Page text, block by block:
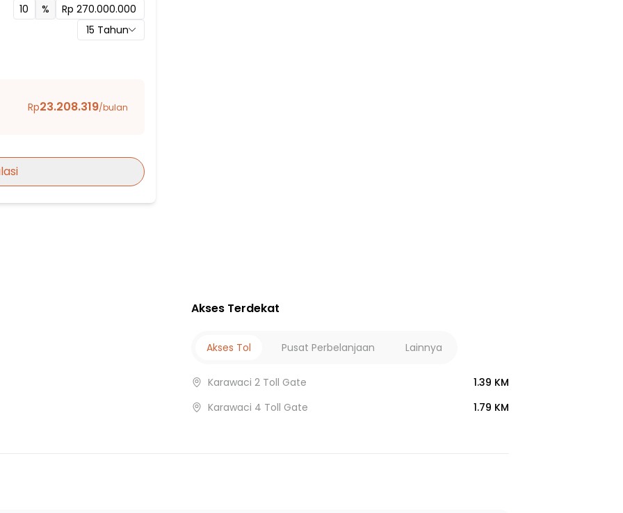
5
Semi
%
15 Tahun
Rp23.208.319/bulan
Akses Terdekat
Akses Tol Pusat Perbelanjaan Lainnya
Karawaci 2 Toll Gate
1.39 KM
Karawaci 4 Toll Gate
1.79 KM